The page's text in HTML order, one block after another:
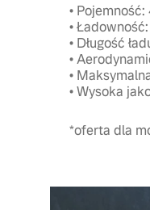
•
•
• Długość
•
•
• Wysoka
*oferta dla